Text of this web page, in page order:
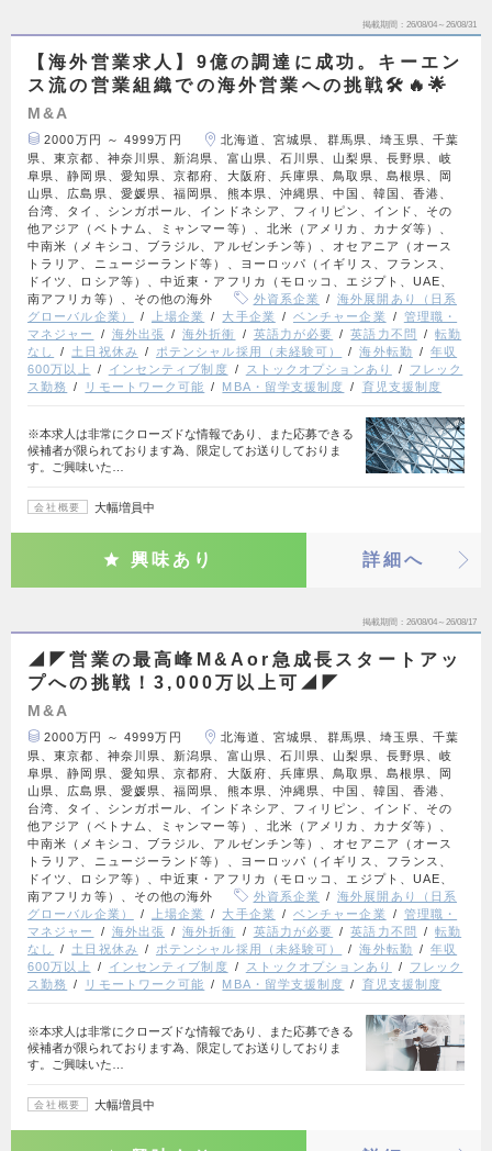
掲載期間 26/08/04～26/08/31
【海外営業求人】9億の調達に成功。キーエン
ス流の営業組織での海外営業への挑戦🛠️🔥🌟
M&A
2000万円 ～ 4999万円
北海道、宮城県、群馬県、埼玉県、千葉
県、東京都、神奈川県、新潟県、富山県、石川県、山梨県、長野県、岐
阜県、静岡県、愛知県、京都府、大阪府、兵庫県、鳥取県、島根県、岡
山県、広島県、愛媛県、福岡県、熊本県、沖縄県、中国、韓国、香港、
台湾、タイ、シンガポール、インドネシア、フィリピン、インド、その
他アジア（ベトナム、ミャンマー等）、北米（アメリカ、カナダ等）、
中南米（メキシコ、ブラジル、アルゼンチン等）、オセアニア（オース
トラリア、ニュージーランド等）、ヨーロッパ（イギリス、フランス、
ドイツ、ロシア等）、中近東・アフリカ（モロッコ、エジプト、UAE、
南アフリカ等）、その他の海外
外資系企業
海外展開あり（日系
グローバル企業）
上場企業 大手企業 ベンチャー企業
管理職・
マネジャー
海外出張 海外折衝 英語力が必要 英語力不問
転勤
なし
土日祝休み ポテンシャル採用（未経験可） 海外転勤
年収
600万以上
インセンティブ制度 ストックオプションあり
フレック
ス勤務
リモートワーク可能 MBA・留学支援制度 育児支援制度
※本求人は非常にクローズドな情報であり、また応募できる
候補者が限られております為、限定してお送りしておりま
す。ご興味いた…
会社概要 大幅増員中
興味あり 詳細へ
掲載期間 26/08/04～26/08/17
◢◤営業の最高峰M&Aor急成長スタートアッ
プへの挑戦！3,000万以上可◢◤
M&A
2000万円 ～ 4999万円
北海道、宮城県、群馬県、埼玉県、千葉
県、東京都、神奈川県、新潟県、富山県、石川県、山梨県、長野県、岐
阜県、静岡県、愛知県、京都府、大阪府、兵庫県、鳥取県、島根県、岡
山県、広島県、愛媛県、福岡県、熊本県、沖縄県、中国、韓国、香港、
台湾、タイ、シンガポール、インドネシア、フィリピン、インド、その
他アジア（ベトナム、ミャンマー等）、北米（アメリカ、カナダ等）、
中南米（メキシコ、ブラジル、アルゼンチン等）、オセアニア（オース
トラリア、ニュージーランド等）、ヨーロッパ（イギリス、フランス、
ドイツ、ロシア等）、中近東・アフリカ（モロッコ、エジプト、UAE、
南アフリカ等）、その他の海外
外資系企業
海外展開あり（日系
グローバル企業）
上場企業 大手企業 ベンチャー企業
管理職・
マネジャー
海外出張 海外折衝 英語力が必要 英語力不問
転勤
なし
土日祝休み ポテンシャル採用（未経験可） 海外転勤
年収
600万以上
インセンティブ制度 ストックオプションあり
フレック
ス勤務
リモートワーク可能 MBA・留学支援制度 育児支援制度
※本求人は非常にクローズドな情報であり、また応募できる
候補者が限られております為、限定してお送りしておりま
す。ご興味いた…
会社概要 大幅増員中